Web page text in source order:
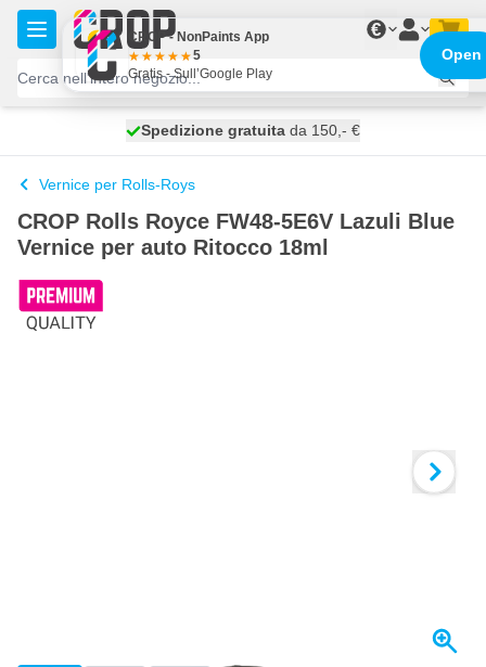
Salta al contenuto
€
spedito domani
Spedizione gratuita da 150,- €
100 giorni
Vernice per Rolls-Roys
CROP Rolls Royce FW48-5E6V Lazuli Blue
Vernice per auto Ritocco 18ml
CROP - NonPaints App
5
Gratis - Sull’Google Play
Open